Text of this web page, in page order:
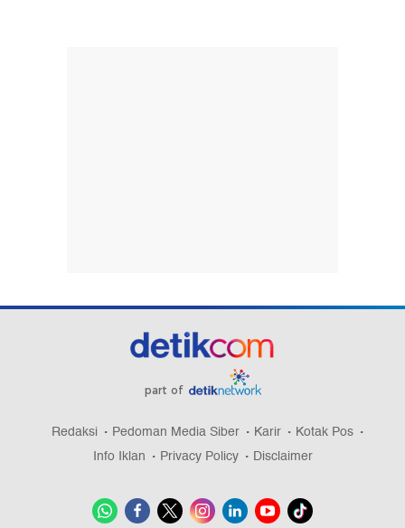
part of
Redaksi Pedoman Media Siber Karir
Kotak Pos
Info Iklan
Privacy Policy Disclaimer